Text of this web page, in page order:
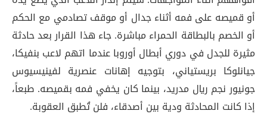
أو قميصه على فمه أثناء جدال أو موقف تصادمي مع الحكم
أو الخصم بالبطاقة الحمراء مباشرة. جاء هذا القرار بعد حادثة
مثيرة للجدل في دوري أبطال أوروبا عندما اتهم لاعب بنفيكا،
جيانلوكا بريستياني، بتوجيه إهانات عنصرية لفينيسيوس
جونيور نجم ريال مدريد، بينما كان يخفي فمه بقميصه. طبعاً،
إذا كانت المحادثة ودية بين أصدقاء، فلن تُطبق العقوبة.